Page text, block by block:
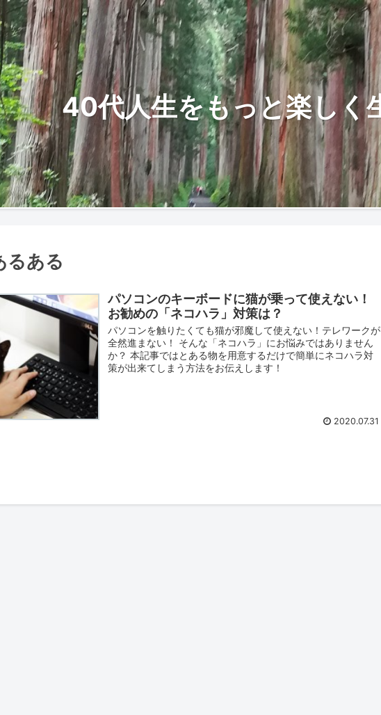
40代人生をもっと楽しく
るある
パソコンのキーボードに猫が乗って使えない！
お勧めの「ネコハラ」対策は？
パソコンを触りたくても猫が邪魔して使えない！テレワークが
全然進まない！ そんな「ネコハラ」にお悩みではありません
か？ 本記事ではとある物を用意するだけで簡単にネコハラ対
策が出来てしまう方法をお伝えします！
2020.07.31